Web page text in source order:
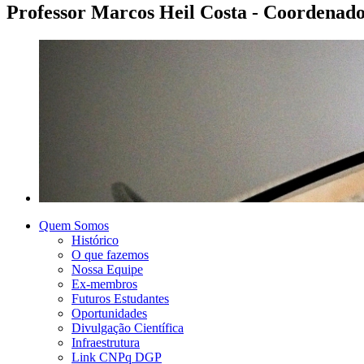
Professor Marcos Heil Costa -
Quem Somos
Histórico
O que fazemos
Nossa Equipe
Ex-membros
Futuros Estudantes
Oportunidades
Divulgação Científica
Infraestrutura
Link CNPq DGP